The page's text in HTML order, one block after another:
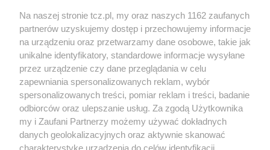
O FIRMIE POLITYKA PRYWATNOŚCI HOSTING
REKLAMA WSPÓŁPRACA RSS FACEBOOK KONTAKT
Nasze serwisy
Na naszej stronie tcz.pl, my oraz naszych 1162 zaufanych
partnerów uzyskujemy dostęp i przechowujemy informacje
na urządzeniu oraz przetwarzamy dane osobowe, takie jak
unikalne identyfikatory, standardowe informacje wysyłane
przez urządzenie czy dane przeglądania w celu
zapewniania spersonalizowanych reklam, wybór
spersonalizowanych treści, pomiar reklam i treści, badanie
odbiorców oraz ulepszanie usług. Za zgodą Użytkownika
my i Zaufani Partnerzy możemy używać dokładnych
danych geolokalizacyjnych oraz aktywnie skanować
charakterystykę urządzenia do celów identyfikacji.